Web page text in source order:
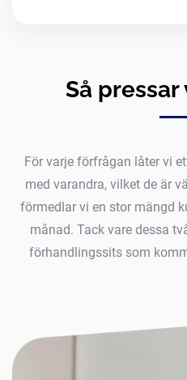
Så
För varje förfrågan låter vi
med varandra, vilket de är
förmedlar vi en stor mängd
månad. Tack vare dessa
förhandlingssits som